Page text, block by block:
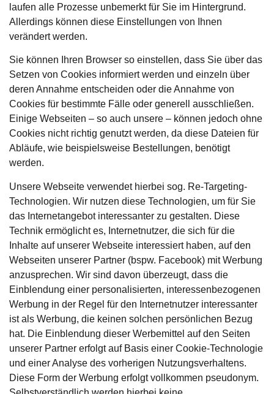
laufen alle Prozesse unbemerkt für Sie im Hintergrund.
Allerdings können diese Einstellungen von Ihnen
verändert werden.
Sie können Ihren Browser so einstellen, dass Sie über das
Setzen von Cookies informiert werden und einzeln über
deren Annahme entscheiden oder die Annahme von
Cookies für bestimmte Fälle oder generell ausschließen.
Einige Webseiten – so auch unsere – können jedoch ohne
Cookies nicht richtig genutzt werden, da diese Dateien für
Abläufe, wie beispielsweise Bestellungen, benötigt
werden.
Unsere Webseite verwendet hierbei sog. Re-Targeting-
Technologien. Wir nutzen diese Technologien, um für Sie
das Internetangebot interessanter zu gestalten. Diese
Technik ermöglicht es, Internetnutzer, die sich für die
Inhalte auf unserer Webseite interessiert haben, auf den
Webseiten unserer Partner (bspw. Facebook) mit Werbung
anzusprechen. Wir sind davon überzeugt, dass die
Einblendung einer personalisierten, interessenbezogenen
Werbung in der Regel für den Internetnutzer interessanter
ist als Werbung, die keinen solchen persönlichen Bezug
hat. Die Einblendung dieser Werbemittel auf den Seiten
unserer Partner erfolgt auf Basis einer Cookie-Technologie
und einer Analyse des vorherigen Nutzungsverhaltens.
Diese Form der Werbung erfolgt vollkommen pseudonym.